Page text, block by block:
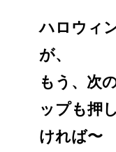
ハロウィ
が、
もう、次
ップも押
ければ〜